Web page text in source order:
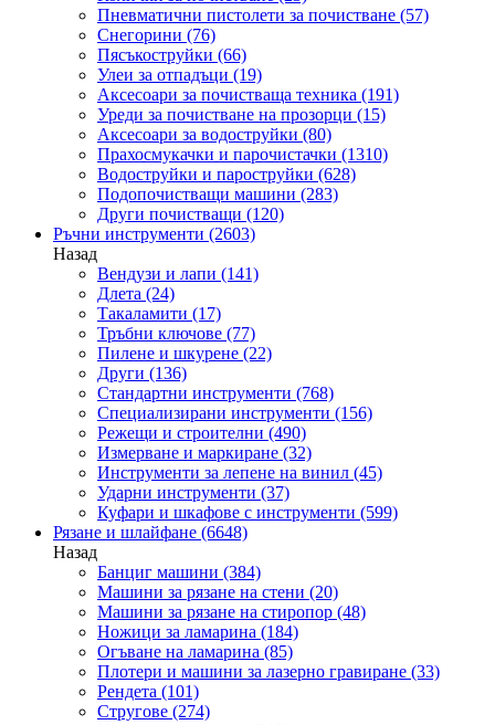
Пневматични пистолети за почистване (57)
Снегорини (76)
Пясъкоструйки (66)
Улеи за отпадъци (19)
Аксесоари за почистваща техника (191)
Уреди за почистване на прозорци (15)
Аксесоари за водоструйки (80)
Прахосмукачки и парочистачки (1310)
Водоструйки и пароструйки (628)
Подопочистващи машини (283)
Други почистващи (120)
Ръчни инструменти (2603)
Назад
Вендузи и лапи (141)
Длета (24)
Такаламити (17)
Тръбни ключове (77)
Пилене и шкурене (22)
Други (136)
Стандартни инструменти (768)
Специализирани инструменти (156)
Режещи и строителни (490)
Измерване и маркиране (32)
Инструменти за лепене на винил (45)
Ударни инструменти (37)
Куфари и шкафове с инструменти (599)
Рязане и шлайфане (6648)
Назад
Банциг машини (384)
Машини за рязане на стени (20)
Машини за рязане на стиропор (48)
Ножици за ламарина (184)
Огъване на ламарина (85)
Плотери и машини за лазерно гравиране (33)
Рендета (101)
Стругове (274)